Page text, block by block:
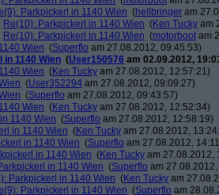
Parkpickerl in 1140 Wien (hellbringer am
Re(10): Parkpickerl in 1140 Wien (Ken Tucky am
Re(10): Parkpickerl in 1140 Wien (motorboot am
Wien (Superflo am 27.08.2012, 09:45:53)
in 1140 Wien (User150576 am 02.09.2012,
Wien (Ken Tucky am 27.08.2012, 12:57:21)
(User352294 am 27.08.2012, 09:09:27)
(Superflo am 27.08.2012, 09:43:57)
Wien (Ken Tucky am 27.08.2012, 12:52:34)
1140 Wien (Superflo am 27.08.2012, 12:58:19)
in 1140 Wien (Ken Tucky am 27.08.2012,
in 1140 Wien (Superflo am 27.08.2012,
in 1140 Wien (Ken Tucky am 27.08.2012,
in 1140 Wien (Superflo am
Parkpickerl in 1140 Wien (Ken Tucky am
Parkpickerl in 1140 Wien (Superflo am